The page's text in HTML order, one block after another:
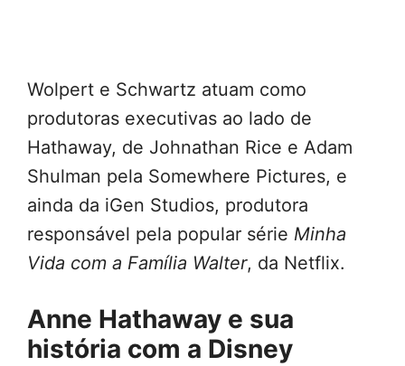
Wolpert e Schwartz atuam como
produtoras executivas ao lado de
Hathaway, de Johnathan Rice e Adam
Shulman pela Somewhere Pictures, e
ainda da iGen Studios, produtora
responsável pela popular série Minha
Vida com a Família Walter, da Netflix.
Anne Hathaway e sua
história com a Disney